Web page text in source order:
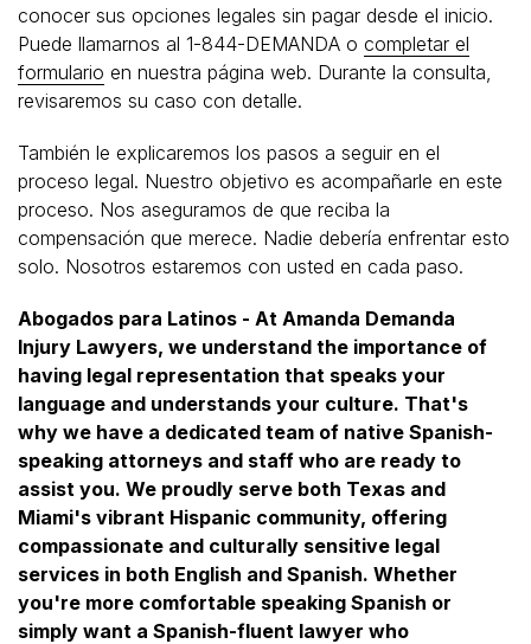
conocer sus opciones legales sin pagar desde el inicio.
Puede llamarnos al 1-844-DEMANDA o completar el
formulario en nuestra página web. Durante la consulta,
revisaremos su caso con detalle.
También le explicaremos los pasos a seguir en el
proceso legal. Nuestro objetivo es acompañarle en este
proceso. Nos aseguramos de que reciba la
compensación que merece. Nadie debería enfrentar esto
solo. Nosotros estaremos con usted en cada paso.
Abogados para Latinos - At Amanda Demanda
Injury Lawyers, we understand the importance of
having legal representation that speaks your
language and understands your culture. That's
why we have a dedicated team of native Spanish-
speaking attorneys and staff who are ready to
assist you. We proudly serve both Texas and
Miami's vibrant Hispanic community, offering
compassionate and culturally sensitive legal
services in both English and Spanish. Whether
you're more comfortable speaking Spanish or
simply want a Spanish-fluent lawyer who